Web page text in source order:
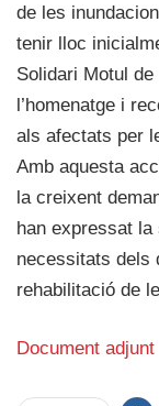
de les
tenir lloc
Solidari Motul
l’homenatge i
als afectats per
Amb aquesta
la creixent
han expressat la
necessitats dels
rehabilitació de
Document adjunt